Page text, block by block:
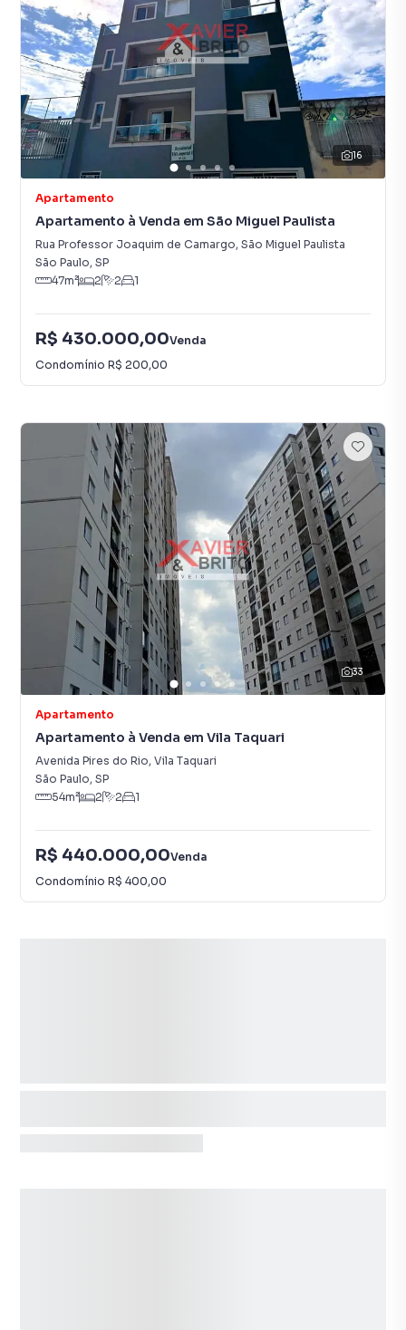
16
Apartamento
Apartamento à Venda em São Miguel Paulista
Rua Professor Joaquim de Camargo, São Miguel Paulista
São Paulo, SP
47m² 2 2 1
R$ 430.000,00Venda
Condomínio R$ 200,00
33
Apartamento
Apartamento à Venda em Vila Taquari
Avenida Pires do Rio, Vila Taquari
São Paulo, SP
54m² 2 2 1
R$ 440.000,00Venda
Condomínio R$ 400,00